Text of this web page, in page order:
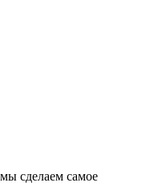
сделаем самое